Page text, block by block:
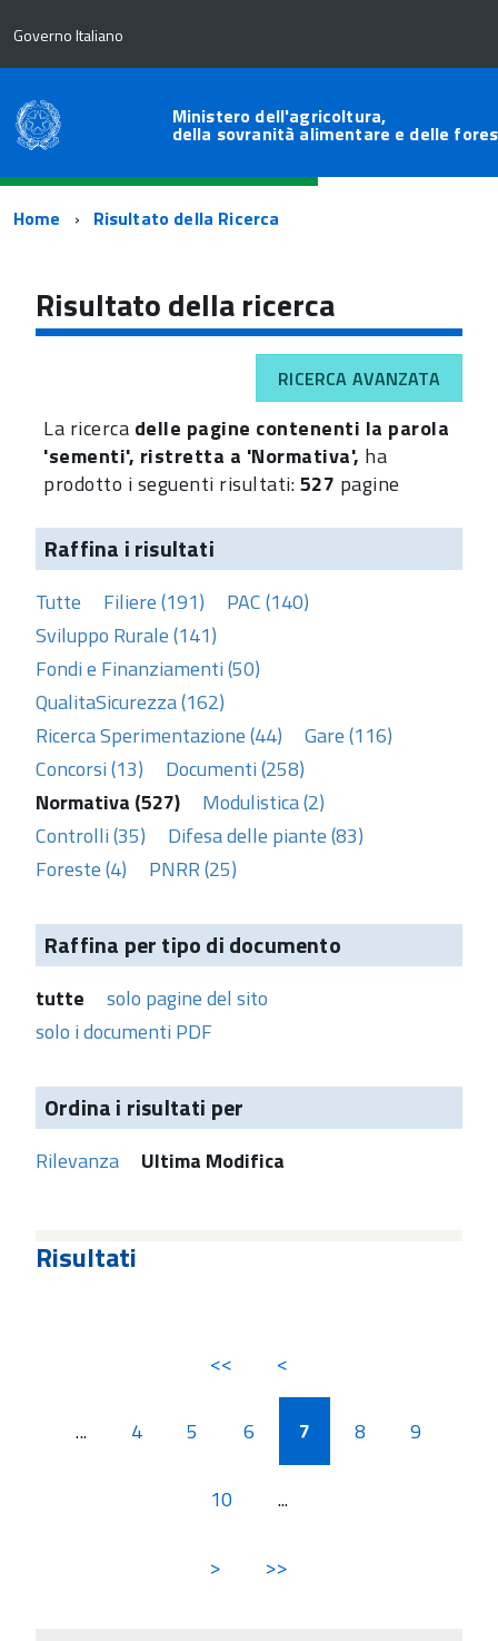
Governo Italiano
Ministero dell'agricoltura,
della sovranità alimentare e delle
Percorso
navigazione
Home Risultato della Ricerca
Risultato della ricerca
RICERCA AVANZATA
La ricerca delle pagine contenenti la parola
'sementi', ristretta a 'Normativa', ha
prodotto i seguenti risultati:527 pagine
Raffina i risultati
Tutte Filiere (191)
PAC (140)
Sviluppo Rurale (141)
Fondi e Finanziamenti (50)
QualitaSicurezza (162)
Ricerca Sperimentazione (44)
Gare (116)
Concorsi (13)
Documenti (258)
Normativa (527)
Modulistica (2)
Controlli (35)
Difesa delle piante (83)
Foreste (4)
PNRR (25)
Raffina per tipo di documento
tutte
solo pagine del sito
solo i documenti PDF
Ordina i risultati per
Rilevanza Ultima Modifica
Risultati
<< <
... 4 5 6 7 8 9
10 ...
> >>